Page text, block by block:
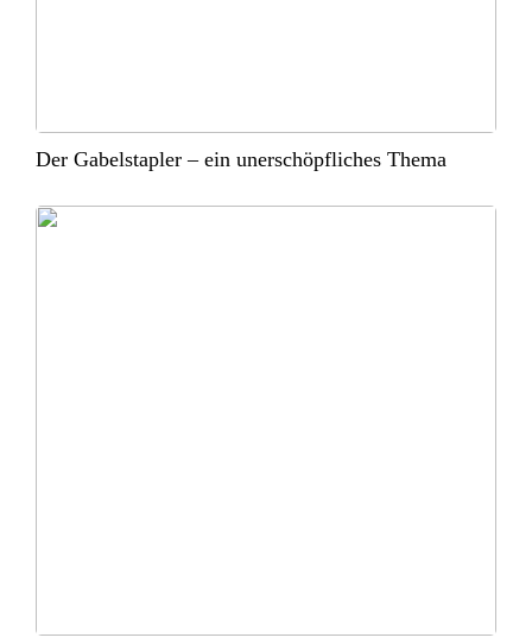
Der Gabelstapler – ein unerschöpfliches Thema